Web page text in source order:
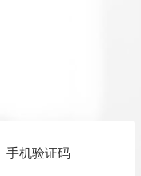
手机验证码